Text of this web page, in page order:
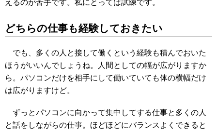
えるのが苦手です。私にとっては試練です。
どちらの仕事も経験しておきたい
でも、多くの人と接して働くという経験も積んでおいた
ほうがいいんでしょうね。人間としての幅が広がりますか
ら。パソコンだけを相手にして働いていても体の横幅だけ
は広がりますけど。
ずっとパソコンに向かって集中してする仕事と多くの人
と話をしながらの仕事。ほどほどにバランスよくできると